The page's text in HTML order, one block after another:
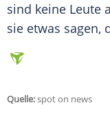
sind keine Leute
sie etwas sagen,
Quelle:spot on news